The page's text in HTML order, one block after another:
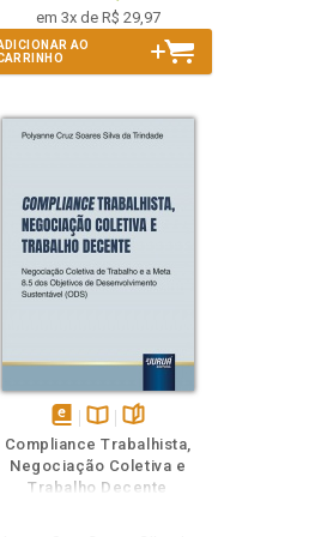
em 3x de R$ 29,97
AO
disponível
em
eBook
Disponível
na
B.V.
páginas
Compliance Trabalhista,
Negociação Coletiva e
Trabalho Decente